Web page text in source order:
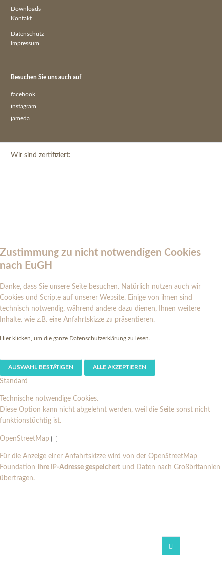
Downloads
Kontakt
Datenschutz
Impressum
Besuchen Sie uns auch auf
facebook
instagram
jameda
Wir sind zertifiziert:
Zustimmung zu nicht notwendigen Cookies
nach EuGH
Danke, dass Sie unsere Seite besuchen. Natürlich nutzen auch wir
Cookies und Scripte auf unserer Website. Einige von ihnen sind
technisch notwendig, während andere dazu dienen, Ihnen weitere
Inhalte, wie z.B. eine Anfahrtskizze zu präsentieren.
Hier klicken, um die ganze Datenschutzerklärung zu lesen.
AUSWAHL BESTÄTIGEN ALLE AKZEPTIEREN
Standard
Technische notwendige Cookies.
Diese Option kann nicht abgelehnt werden, weil die Seite sonst nicht
funktionstüchtig ist.
OpenStreetMap
Für die Anzeige einer Anfahrtskizze wird von der OpenStreetMap
Foundation
Ihre IP-Adresse gespeichert und Daten nach Großbritannien
übertragen.